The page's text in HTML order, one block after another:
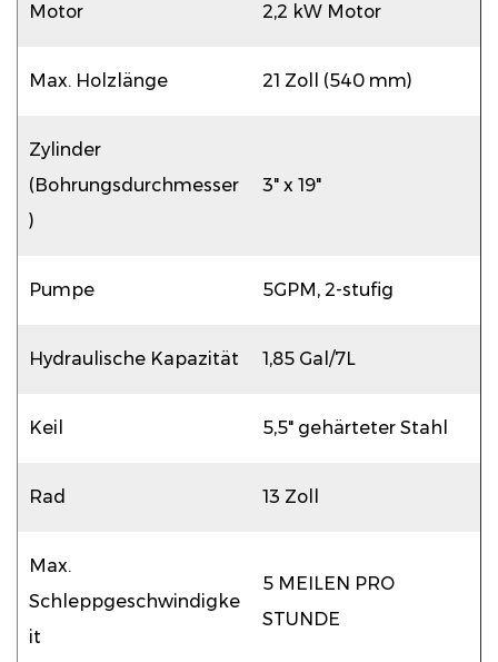
Motor 2,2 kW Motor
Max. Holzlänge 21 Zoll (540 mm)
Zylinder
(Bohrungsdurchmesser
)
3" x 19"
Pumpe 5GPM, 2-stufig
Hydraulische Kapazität 1,85 Gal/7L
Keil 5,5" gehärteter Stahl
Rad 13 Zoll
Max.
Schleppgeschwindigke
it
5 MEILEN PRO
STUNDE